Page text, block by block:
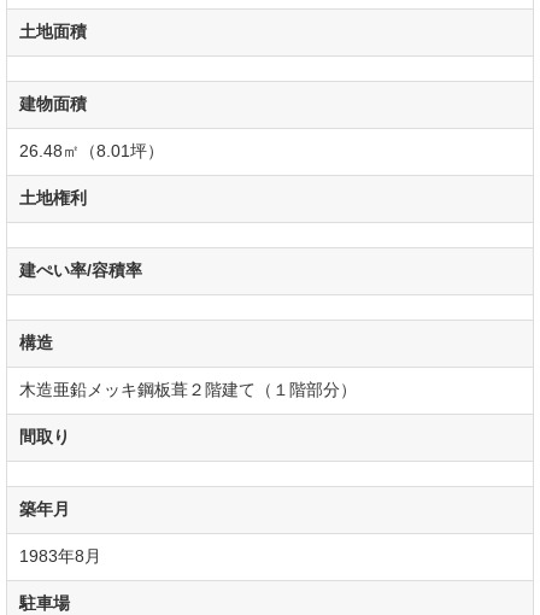
土地面積
建物面積
26.48㎡（8.01坪）
土地権利
建ぺい率/容積率
構造
木造亜鉛メッキ鋼板葺２階建て（１階部分）
間取り
築年月
1983年8月
駐車場